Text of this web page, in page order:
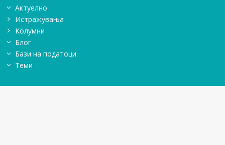
Актуелно
Истражувањa
Колумни
Блог
Бази на податоци
Теми